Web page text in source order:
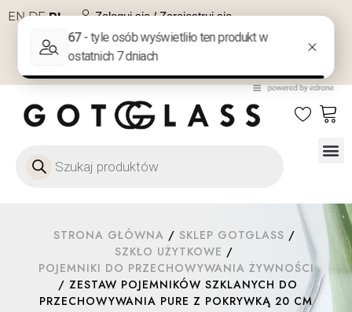
EN DE PL Zaloguj się / Zarejestruj się
NA PREZENT
STRONA GŁÓWNA / SKLEP GOTGLASS /
SZKŁO UŻYTKOWE /
POJEMNIKI DO PRZECHOWYWANIA ŻYWNOŚCI
/ ZESTAW POJEMNIKÓW SZKLANYCH DO
PRZECHOWYWANIA PURE Z POKRYWKĄ 20 CM